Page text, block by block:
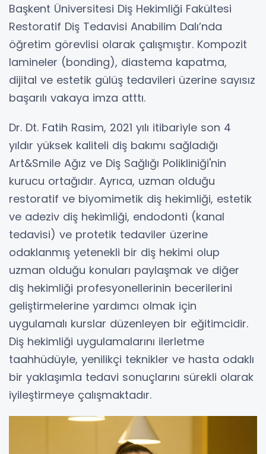
Başkent Üniversitesi Diş Hekimliği Fakültesi
Restoratif Diş Tedavisi Anabilim Dalı’nda
öğretim görevlisi olarak çalışmıştır. Kompozit
lamineler (bonding), diastema kapatma,
dijital ve estetik gülüş tedavileri üzerine sayısız
başarılı vakaya imza atttı.
Dr. Dt. Fatih Rasim, 2021 yılı itibariyle son 4
yıldır yüksek kaliteli diş bakımı sağladığı
Art&Smile Ağız ve Diş Sağlığı Polikliniği'nin
kurucu ortağıdır. Ayrıca, uzman olduğu
restoratif ve biyomimetik diş hekimliği, estetik
ve adeziv diş hekimliği, endodonti (kanal
tedavisi) ve protetik tedaviler üzerine
odaklanmış yetenekli bir diş hekimi olup
uzman olduğu konuları paylaşmak ve diğer
diş hekimliği profesyonellerinin becerilerini
geliştirmelerine yardımcı olmak için
uygulamalı kurslar düzenleyen bir eğitimcidir.
Diş hekimliği uygulamalarını ilerletme
taahhüdüyle, yenilikçi teknikler ve hasta odaklı
bir yaklaşımla tedavi sonuçlarını sürekli olarak
iyileştirmeye çalışmaktadır.